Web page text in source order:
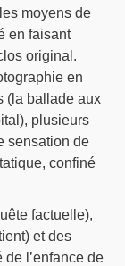
moyens de
en faisant
original.
en
(la ballade aux
plusieurs
sensation de
confiné
factuelle),
et des
l’enfance de